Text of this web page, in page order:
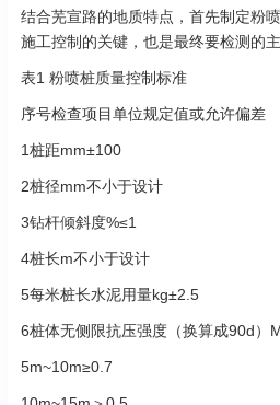
结合芜宣路的地质特点，首先制定粉
施工控制的关键，也是最终要检测的主
表1 粉喷桩质量控制标准
序号检查项目单位规定值或允许偏差
1桩距mm±100
2桩径mm不小于设计
3钻杆倾斜度%≤1
4桩长m不小于设计
5每米桩长水泥用量kg±2.5
6桩体无侧限抗压强度（换算成90d）
5m~10m≥0.7